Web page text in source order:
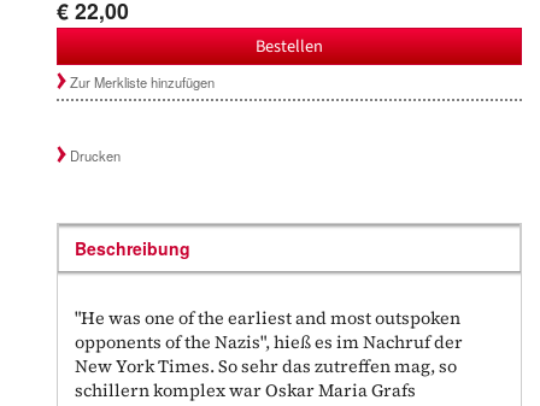
€ 22,00
Bestellen
Zur Merkliste hinzufügen
Drucken
Beschreibung
"He was one of the earliest and most outspoken
opponents of the Nazis", hieß es im Nachruf der
New York Times. So sehr das zutreffen mag, so
schillern komplex war Oskar Maria Grafs